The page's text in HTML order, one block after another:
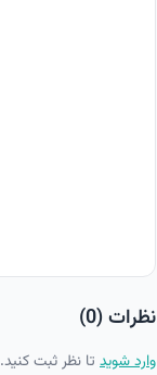
نظرات (0)
وارد شوید تا نظر ثبت کنید.